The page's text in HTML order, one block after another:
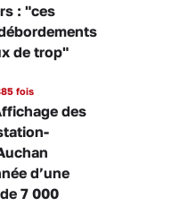
: "ces
de trop"
fois
des
d’une
7 000